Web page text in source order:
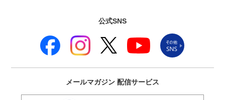
公式SNS
メールマガジン 配信サービス